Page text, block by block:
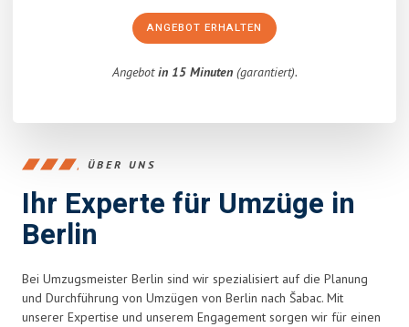
ANGEBOT ERHALTEN
Angebotin 15 Minuten(garantiert).
ÜBER UNS
Ihr Experte für Umzüge in
Berlin
Bei Umzugsmeister Berlin sind wir spezialisiert auf die Planung
und Durchführung von Umzügen von Berlin nach Šabac. Mit
unserer Expertise und unserem Engagement sorgen wir für einen